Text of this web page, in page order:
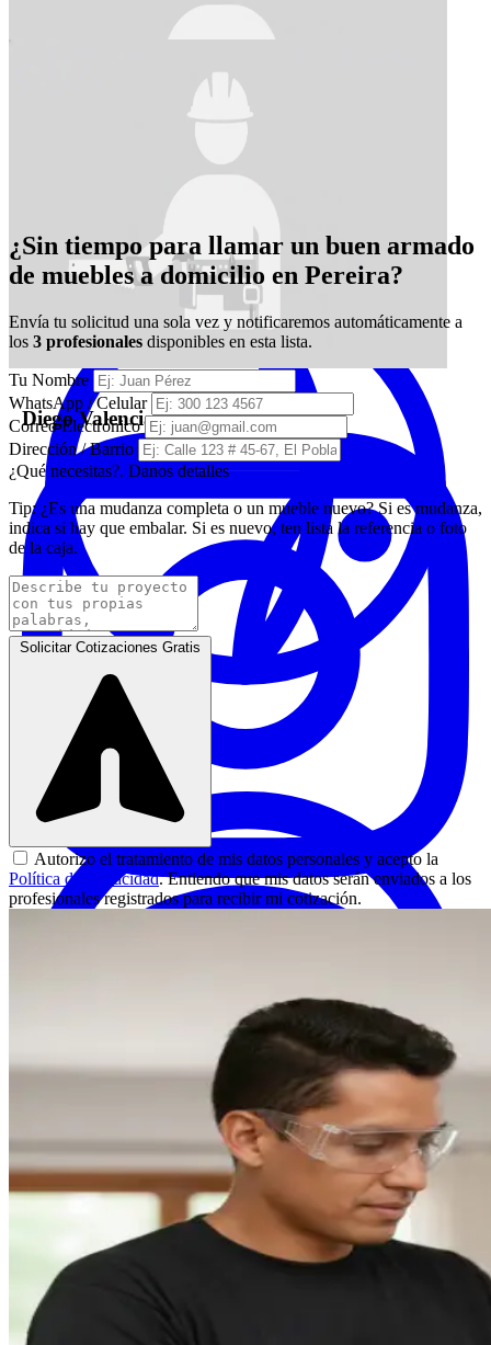
Innovar Diseños Integrales
Carpinteros |
Pereira
Cotizar servicio
WhatsApp
Diego Valencia
¿Sin tiempo para llamar un buen armado
de muebles a domicilio en Pereira?
Envía tu solicitud una sola vez y notificaremos automáticamente a
los 3 profesionales disponibles en esta lista.
Tu Nombre
WhatsApp / Celular
Correo Electrónico
Dirección / Barrio
¿Qué necesitas?. Danos detalles
Tip:¿Es una mudanza completa o un mueble nuevo? Si es mudanza,
indica si hay que embalar. Si es nuevo, ten lista la referencia o foto
de la caja.
Solicitar Cotizaciones Gratis
Autorizo el tratamiento de mis datos personales y acepto la
Política de Privacidad. Entiendo que mis datos serán enviados a los
profesionales registrados para recibir mi cotización.